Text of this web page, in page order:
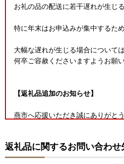
お礼の品の配送に若干遅れが生じ
特に年末はお申込みが集中するた
大幅な遅れが生じる場合について
何卒ご容赦くださいますようお願
【返礼品追加のお知らせ】
燕市へ応援いただき誠にありがと
キッチン用品やテーブルウェア等
返礼品に関するお問い合わせ